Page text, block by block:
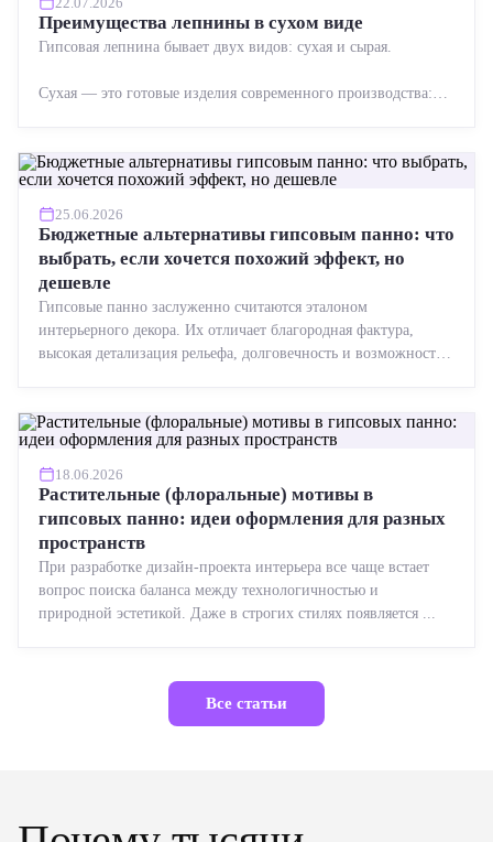
Преимущества лепнины в сухом виде
Гипсовая лепнина бывает двух видов: сухая и сырая.
Сухая — это готовые изделия современного производства:
25.06.2026
Бюджетные альтернативы гипсовым панно: что
выбрать, если хочется похожий эффект, но
дешевле
Гипсовые панно заслуженно считаются эталоном
интерьерного декора. Их отличает благородная фактура,
высокая детализация рельефа, долговечность и возможность
18.06.2026
Растительные (флоральные) мотивы в
гипсовых панно: идеи оформления для разных
пространств
При разработке дизайн-проекта интерьера все чаще встает
вопрос поиска баланса между технологичностью и
природной эстетикой. Даже в строгих стилях появляется ...
Все статьи